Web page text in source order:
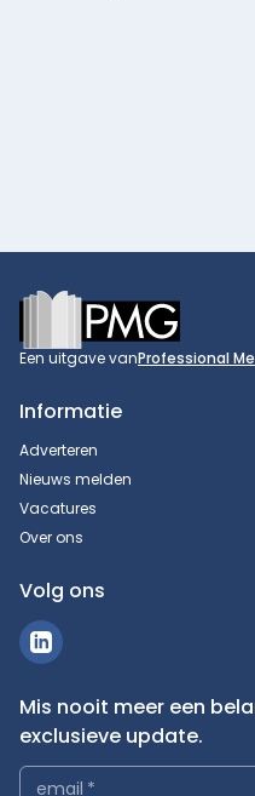
Footer
Een uitgave vanProfessional
Informatie
Adverteren
Nieuws melden
Vacatures
Over ons
Volg ons
Mis nooit meer een
exclusieve update.
email *